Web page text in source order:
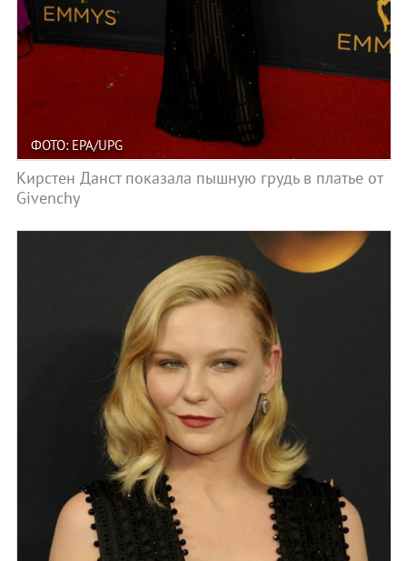
ФОТО: EPA/UPG
Кирстен Данст показала пышную грудь в платье от
Givenchy